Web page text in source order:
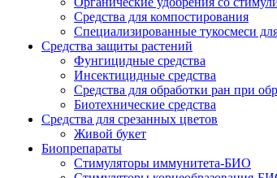
Средства для компостирования
Специализированные тукосмеси
Средства защиты растений
Фунгицидные средства
Инсектицидные средства
Средства для обработки ран при
Биотехнические средства
Средства для срезанных цветов
Живой букет
Биопрепараты
Стимуляторы иммунитета-БИО